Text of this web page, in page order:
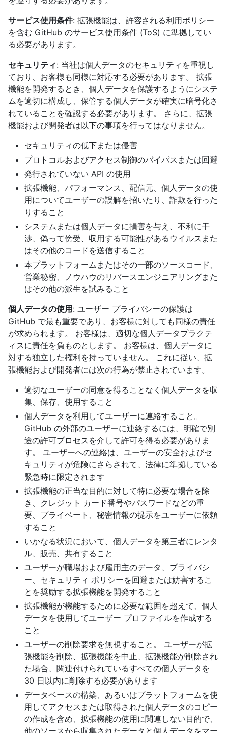
サービス使用条件: 拡張機能は、許容される利用ポリシー
を含む GitHub のサービス使用条件 (ToS) に準拠してい
る必要があります。
セキュリティ: 当社は個人データのセキュリティを重視し
ており、お客様も同様に対応する必要があります。 拡張
機能を開発するとき、個人データを保護するようにシステ
ムを適切に構成し、保管する個人データが確実に暗号化さ
れていることを確認する必要があります。 さらに、拡張
機能および開発者は以下の事項を行ってはなりません。
セキュリティの低下または侵害
プロトコルおよびアクセス制御のバイパスまたは回避
発行されていない API の使用
拡張機能、パフォーマンス、配信元、個人データの使
用についてユーザーの誤解を招いたり、詐欺を行った
りすること
システムまたは個人データに損害を与え、不利に干
渉、偽って傍受、収用する可能性があるウイルスまた
はその他のコードを送信すること
本プラットフォームまたはその一部のソースコード、
営業秘密、ノウハウのリバースエンジニアリングまた
はその他の派生を試みること
個人データの使用 : ユーザー プライバシーの保護は
GitHub で最も重要であり、お客様に対しても同様の責任
が求められます。 お客様は、適切な個人データプラクテ
ィスに責任を負ものとします。 お客様は、個人データに
対する独立した権利を持っていません。 これに従い、拡
張機能および開発者には次の行為が禁止されています。
適切なユーザーの同意を得ることなく個人データを収
集、保存、使用すること
個人データを利用してユーザーに連絡すること。
GitHub の外部のユーザーに連絡するには、明確で別
途の許可プロセスを介して許可を得る必要がありま
す。 ユーザーへの連絡は、ユーザーの安全およびセ
キュリティが危険にさらされて、法律に準拠している
緊急時に限定されます
拡張機能の正当な目的に対して特に必要な場合を除
き、クレジット カード番号やパスワードなどの重
要、プライベート、秘密情報の提示をユーザーに依頼
すること
いかなる状況において、個人データを第三者にレンタ
ル、販売、共有すること
ユーザーが職場および雇用主のデータ、プライバシ
ー、セキュリティ ポリシーを回避または妨害するこ
とを奨励する拡張機能を開発すること
拡張機能が機能するために必要な範囲を超えて、個人
データを使用してユーザー プロファイルを作成する
こと
ユーザーの削除要求を無視すること。 ユーザーが拡
張機能を削除、拡張機能を中止、拡張機能が削除され
た場合、関連付けられているすべての個人データを
30 日以内に削除する必要があります
データベースの構築、あるいはプラットフォームを使
用してアクセスまたは取得された個人データのコピー
の作成を含め、拡張機能の使用に関連しない目的で、